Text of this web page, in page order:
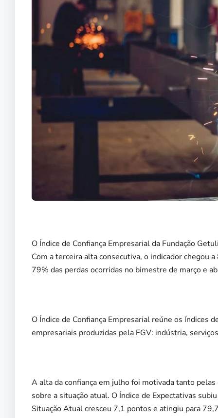
O Índice de Confiança Empresarial da Fundação
Com a terceira alta consecutiva, o indicador chegou
79% das perdas ocorridas no bimestre de março e
O Índice de Confiança Empresarial reúne os índices
empresariais produzidas pela FGV: indústria,
A alta da confiança em julho foi motivada tanto
sobre a situação atual. O Índice de Expectativas
Situação Atual cresceu 7,1 pontos e atingiu para